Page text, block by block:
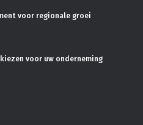
voor regionale groei
voor uw onderneming